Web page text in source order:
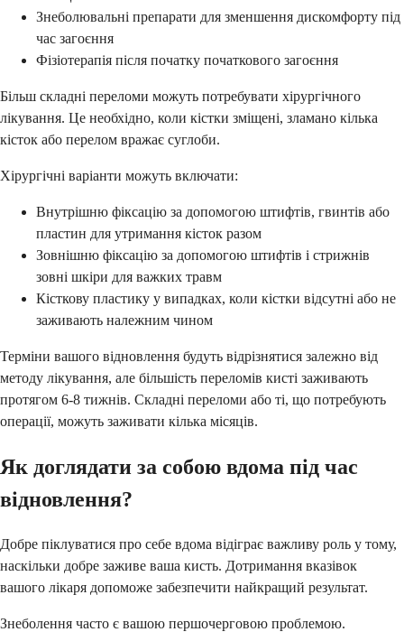
Знеболювальні препарати для зменшення дискомфорту під
час загоєння
Фізіотерапія після початку початкового загоєння
Більш складні переломи можуть потребувати хірургічного
лікування. Це необхідно, коли кістки зміщені, зламано кілька
кісток або перелом вражає суглоби.
Хірургічні варіанти можуть включати:
Внутрішню фіксацію за допомогою штифтів, гвинтів або
пластин для утримання кісток разом
Зовнішню фіксацію за допомогою штифтів і стрижнів
зовні шкіри для важких травм
Кісткову пластику у випадках, коли кістки відсутні або не
заживають належним чином
Терміни вашого відновлення будуть відрізнятися залежно від
методу лікування, але більшість переломів кисті заживають
протягом 6-8 тижнів. Складні переломи або ті, що потребують
операції, можуть заживати кілька місяців.
Як доглядати за собою вдома під час
відновлення?
Добре піклуватися про себе вдома відіграє важливу роль у тому,
наскільки добре заживе ваша кисть. Дотримання вказівок
вашого лікаря допоможе забезпечити найкращий результат.
Знеболення часто є вашою першочерговою проблемою.